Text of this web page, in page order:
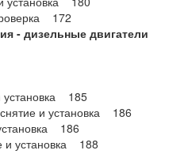
172
- дизельные двигатели
установка 185
и установка 186
186
и установка 188